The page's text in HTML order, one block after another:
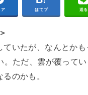
ア はてブ 送る
ていたが、なんとかも
ただ、雲が覆って
のかも。